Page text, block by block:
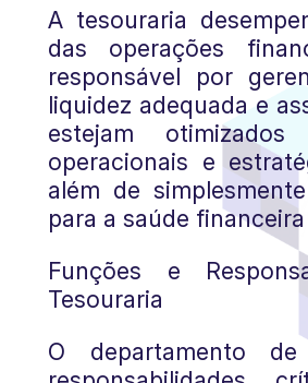
A tesouraria
das operações
responsável por
liquidez adequada e
estejam
operacionais e
além de
para a saúde
Funções e
Tesouraria
O departamento